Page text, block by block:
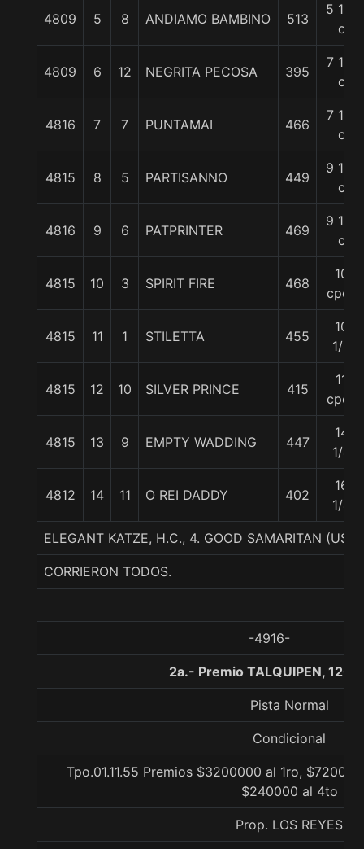
4809 5 8 ANDIAMO BAMBINO 513
5 1/2
c
4809 6 12 NEGRITA PECOSA 395
7 1/4
c
4816 7 7 PUNTAMAI 466
7 1/4
c
4815 8 5 PARTISANNO 449
9 1/2
c
4816 9 6 PATPRINTER 469
9 1/2
c
4815 10 3 SPIRIT FIRE 468
10
cpos
4815 11 1 STILETTA 455
10
1/2
4815 12 10 SILVER PRINCE 415
11
cpos
4815 13 9 EMPTY WADDING 447
14
1/4
4812 14 11 O REI DADDY 402
16
1/4
ELEGANT KATZE, H.C., 4. GOOD SAMARITAN
CORRIERON TODOS.
-4916-
2a.- Premio TALQUIPEN,
Pista Normal
Condicional
Tpo.01.11.55 Premios $3200000 al 1ro,
$240000 al 4to
Prop. LOS REYES